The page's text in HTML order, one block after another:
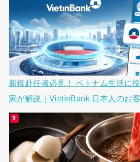
新規赴任者必見！ ベトナム生活に
家が解説｜VietinBank 日本人のお